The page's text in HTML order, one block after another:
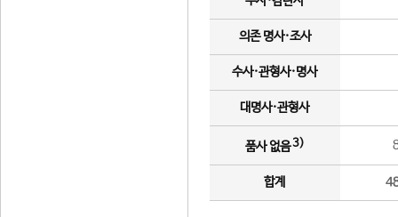
의존 명사·조사
수사·관형사·명사
대명사·관형사
품사 없음3)
합계